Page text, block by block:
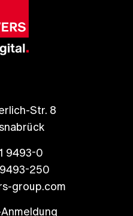
Str. 8
9493-0
250
group.com